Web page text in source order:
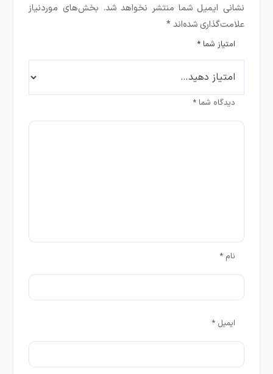
نشانی ایمیل شما منتشر نخواهد شد. بخش‌های موردنیاز
علامت‌گذاری شده‌اند*
امتیاز شما*
دیدگاه شما*
نام*
ایمیل*